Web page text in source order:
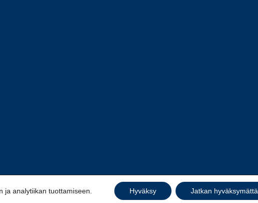
ja analytiikan tuottamiseen. Hyväksy Jatkan hyväksymättä